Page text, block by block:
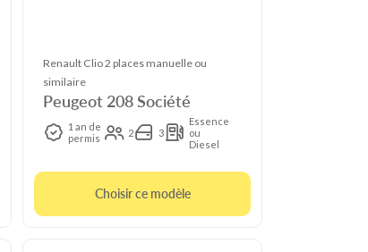
Renault Clio 2 places manuelle ou
similaire
Peugeot 208 Société
1 an de
permis
2 3
Essence
ou
Diesel
Choisir ce modèle